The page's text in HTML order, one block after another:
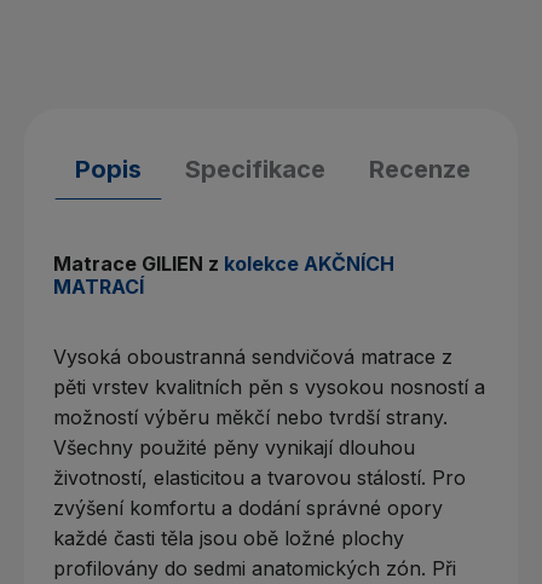
Popis Specifikace Recenze
Matrace GILIEN z kolekce AKČNÍCH
MATRACÍ
Vysoká oboustranná sendvičová matrace z
pěti vrstev kvalitních pěn s vysokou nosností a
možností výběru měkčí nebo tvrdší strany.
Všechny použité pěny vynikají dlouhou
životností, elasticitou a tvarovou stálostí. Pro
zvýšení komfortu a dodání správné opory
každé časti těla jsou obě ložné plochy
profilovány do sedmi anatomických zón. Při